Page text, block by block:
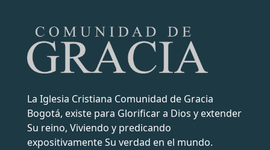
La Iglesia Cristiana Comunidad de Gracia
Bogotá, existe para Glorificar a Dios y extender
Su reino, Viviendo y predicando
expositivamente Su verdad en el mundo.